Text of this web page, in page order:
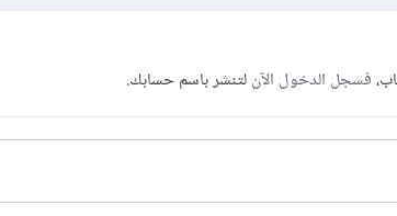
أو المدخل، وتلك هي الملفات التي سنحتاجها في المسار،
فسجل الدخول الآنلتنشر باسم حسابك.